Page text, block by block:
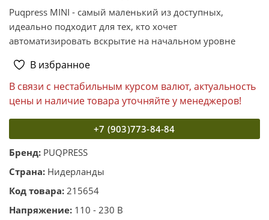
Puqpress MINI - самый маленький из доступных,
идеально подходит для тех, кто хочет
автоматизировать вскрытие на начальном уровне
В избранное
В связи с нестабильным курсом валют, актуальность
цены и наличие товара уточняйте у менеджеров!
+7 (903)773-84-84
Бренд: PUQPRESS
Страна: Нидерланды
Код товара: 215654
Напряжение: 110 - 230 В